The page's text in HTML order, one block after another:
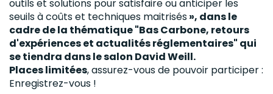
outils et solutions pour satisfaire ou anticiper les
seuils à coûts et techniques maitrisés», dans le
cadre de la thématique "Bas Carbone, retours
d'expériences et actualités réglementaires" qui
se tiendra dans le salon David Weill.
Places limitées, assurez-vous de pouvoir participer :
Enregistrez-vous !